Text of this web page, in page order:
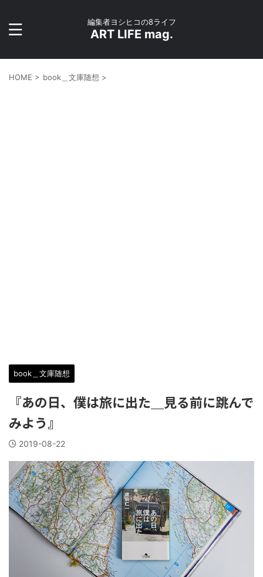
編集者ヨシヒコの8ライフ
ART LIFE mag.
HOME > book＿文庫随想 >
book＿文庫随想
『あの日、僕は旅に出た＿見る前に跳んで
みよう』
2019-08-22